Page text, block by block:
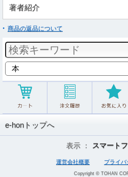
著者紹介
商品の返品について
e-honトップへ
表示 ： スマート
運営会社概要 プライバ
Copyright © TOHAN